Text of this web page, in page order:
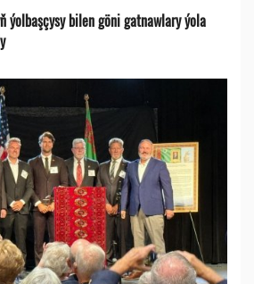
ýolbaşçysy bilen göni gatnawlary ýola